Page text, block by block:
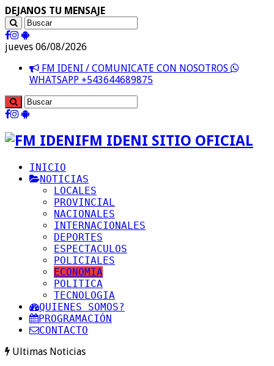
DEJANOS TU MENSAJE
jueves 06/08/2026
FM IDENI / COMUNICATE CON NOSOTROS
WHATSAPP +543644689875
FM IDENI SITIO OFICIAL
INICIO
NOTICIAS
LOCALES
PROVINCIAL
NACIONALES
INTERNACIONALES
DEPORTES
ESPECTACULOS
POLICIALES
ECONOMIA
POLITICA
TECNOLOGIA
QUIENES SOMOS?
PROGRAMACIÓN
CONTACTO
Ultimas Noticias